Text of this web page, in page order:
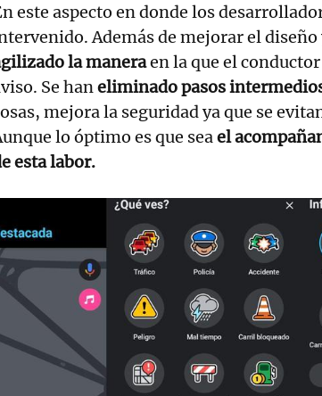
este aspecto en donde los
Además de mejorar el diseño
la maneraen la que el
Se haneliminado pasos
mejora la seguridad ya que se
lo óptimo es que seael
esta labor.